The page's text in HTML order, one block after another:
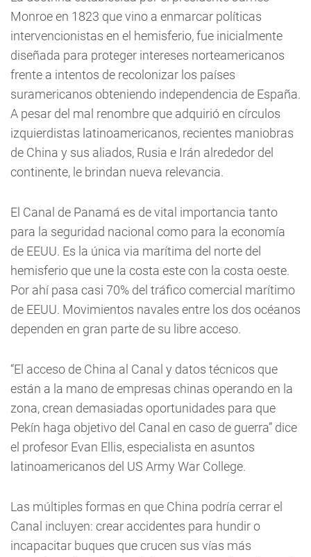
Monroe en 1823 que vino a enmarcar políticas
intervencionistas en el hemisferio, fue inicialmente
diseñada para proteger intereses norteamericanos
frente a intentos de recolonizar los países
suramericanos obteniendo independencia de España.
A pesar del mal renombre que adquirió en círculos
izquierdistas latinoamericanos, recientes maniobras
de China y sus aliados, Rusia e Irán alrededor del
continente, le brindan nueva relevancia.
El Canal de Panamá es de vital importancia tanto
para la seguridad nacional como para la economía
de EEUU. Es la única via marítima del norte del
hemisferio que une la costa este con la costa oeste.
Por ahí pasa casi 70% del tráfico comercial marítimo
de EEUU. Movimientos navales entre los dos océanos
dependen en gran parte de su libre acceso.
“El acceso de China al Canal y datos técnicos que
están a la mano de empresas chinas operando en la
zona, crean demasiadas oportunidades para que
Pekín haga objetivo del Canal en caso de guerra” dice
el profesor Evan Ellis, especialista en asuntos
latinoamericanos del US Army War College.
Las múltiples formas en que China podría cerrar el
Canal incluyen: crear accidentes para hundir o
incapacitar buques que crucen sus vías más